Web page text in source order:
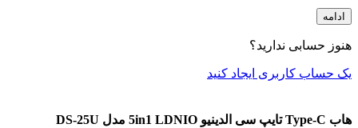
ادامه
هنوز حسابی ندارید؟
یک حساب کاربری ایجاد کنید
هاب Type-C تایپ سی الدینیو 5in1 LDNIO مدل DS-25U